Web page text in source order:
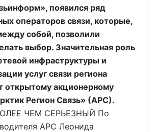
появился ряд
операторов связи, которые,
собой, позволили
выбор. Значительная роль
инфраструктуры и
услуг связи региона
открытому акционерному
Регион Связь» (АРС).
ЧЕМ СЕРЬЕЗНЫЙ По
АРС Леонида